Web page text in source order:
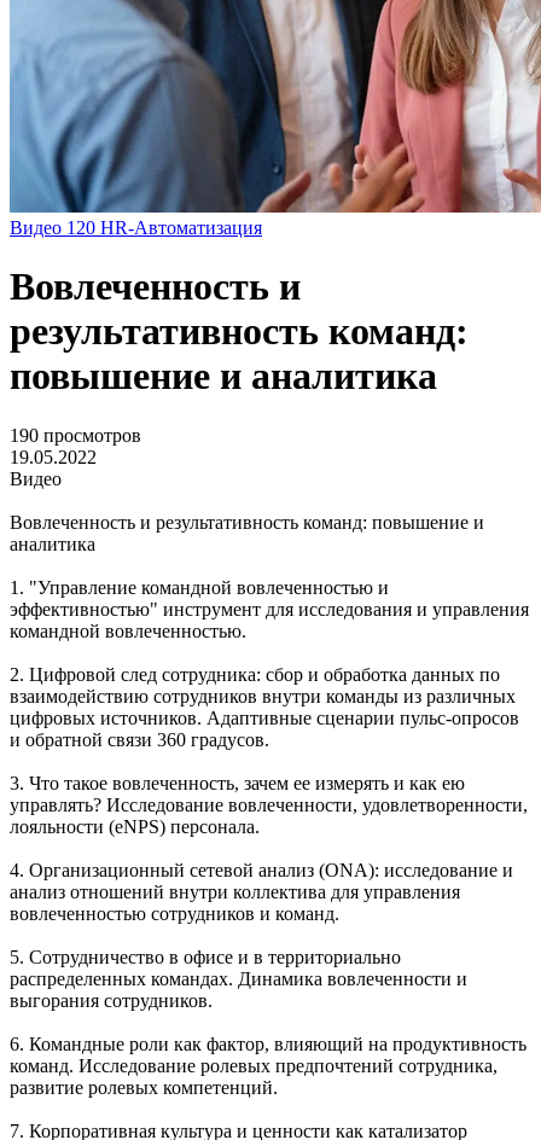
Видео 120 HR-Автоматизация
Вовлеченность и
результативность команд:
повышение и аналитика
190 просмотров
19.05.2022
Видео
Вовлеченность и результативность команд: повышение и
аналитика
1. "Управление командной вовлеченностью и
эффективностью" инструмент для исследования и управления
командной вовлеченностью.
2. Цифровой след сотрудника: сбор и обработка данных по
взаимодействию сотрудников внутри команды из различных
цифровых источников. Адаптивные сценарии пульс-опросов
и обратной связи 360 градусов.
3. Что такое вовлеченность, зачем ее измерять и как ею
управлять? Исследование вовлеченности, удовлетворенности,
лояльности (eNPS) персонала.
4. Организационный сетевой анализ (ONA): исследование и
анализ отношений внутри коллектива для управления
вовлеченностью сотрудников и команд.
5. Сотрудничество в офисе и в территориально
распределенных командах. Динамика вовлеченности и
выгорания сотрудников.
6. Командные роли как фактор, влияющий на продуктивность
команд. Исследование ролевых предпочтений сотрудника,
развитие ролевых компетенций.
7. Корпоративная культура и ценности как катализатор